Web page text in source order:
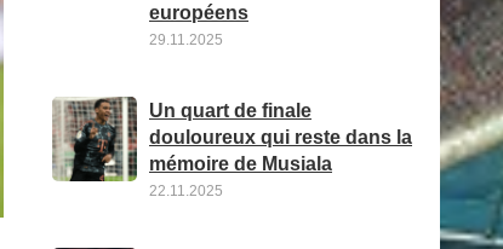
européens
29.11.2025
Un quart de finale
douloureux qui reste dans la
mémoire de Musiala
22.11.2025